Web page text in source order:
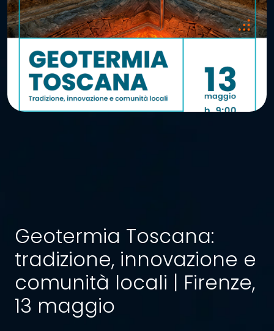
Geotermia Toscana:
tradizione, innovazione e
comunità locali | Firenze,
13 maggio